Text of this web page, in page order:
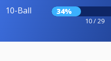
10-Ball 34%
10 / 29